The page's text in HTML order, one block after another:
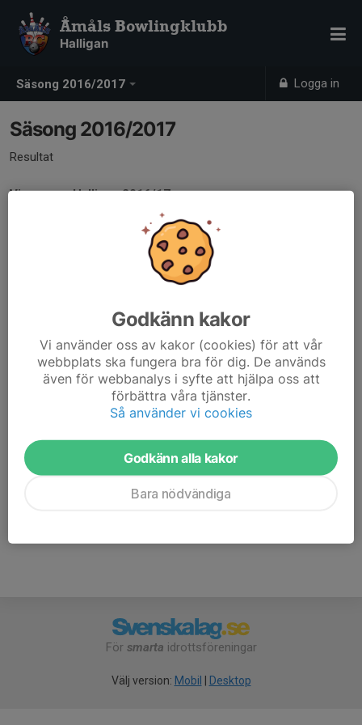
Säsong 2016/2017 Logga in
Åmåls Bowlingklubb
Halligan
Säsong 2016/2017
Resultat
Vinnare av Halligan 2016/17
spela på finaldagen. Ditt resultat avgör var någonstans på
stegen du hamnar... (Man måste ha varit med i grundomgången
eller cupspelet för att få spela denna stegtävling) Kvalspel till
stegen göres från 27/3 Spelprofil: Beaten Path
Vinnare av stegfinalen blev: KIM som slog Wille i finalen
Cupen 2017
1.Damerna
2.Åkarna 3.Heintz 4.Reserverna 5:a No1 Dads 6:a FKV 7:a Mean
Machine 8:a Compact 2000 9:a Mj Måleri 10:a Friends 11:a Team
För smarta idrottsföreningar
Välj version: Mobil Desktop
Godkänn kakor
Vi använder oss av kakor (cookies) för att vår
webbplats ska fungera bra för dig. De används
även för webbanalys i syfte att hjälpa oss att
förbättra våra tjänster.
Så använder vi cookies
Godkänn alla kakor
Bara nödvändiga